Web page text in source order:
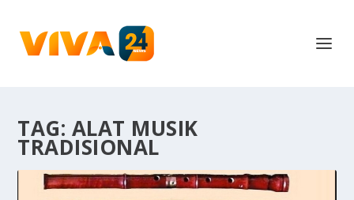
TAG: ALAT MUSIK
TRADISIONAL